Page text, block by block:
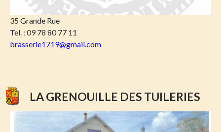
35 Grande Rue
Tel. : 09 78 80 77 11
brasserie1719@gmail.com
LA GRENOUILLE DES TUILERIES